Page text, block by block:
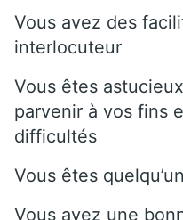
Vous avez des
interlocuteur
Vous êtes
parvenir à vos fins
difficultés
Vous êtes
Vous avez une